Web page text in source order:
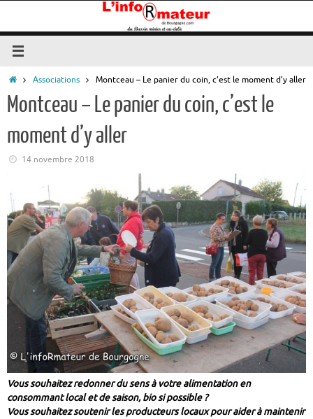
contenu
Accueil
Associations Montceau – Le panier du coin, c’est le moment d’y aller
Montceau – Le panier du coin, c’est le
moment d’y aller
14 novembre 2018
Vous souhaitez redonner du sens à votre alimentation en
consommant local et de saison, bio si possible ?
Vous souhaitez soutenir les producteurs locaux pour aider à maintenir